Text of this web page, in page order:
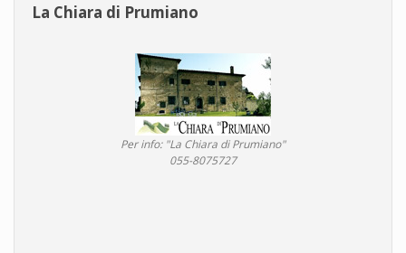
La Chiara di Prumiano
Per info: "La Chiara di Prumiano"
055-8075727